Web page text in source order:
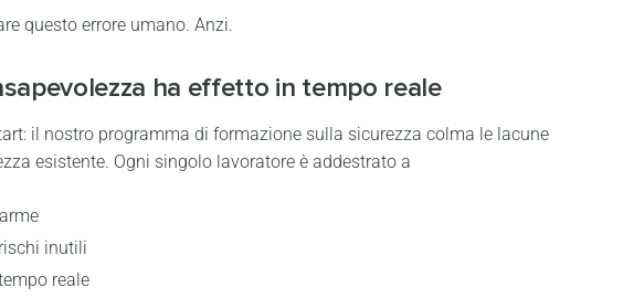
questo errore umano. Anzi.
ha effetto in tempo reale
il nostro programma di formazione sulla sicurezza colma le lacune
esistente. Ogni singolo lavoratore è addestrato a
inutili
reale